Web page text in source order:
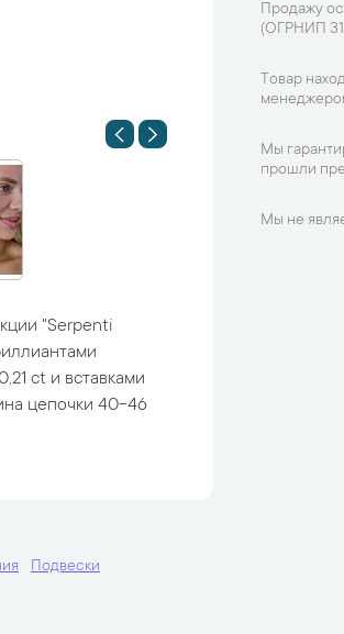
"Serpenti
ct и вставками
цепочки 40-46
Подвески
Продажу
(ОГРНИП
Товар
Мы
прошли
Мы не